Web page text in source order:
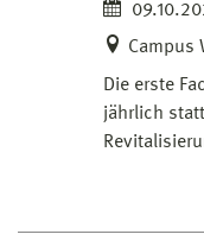
Campus
Die erste
jährlich